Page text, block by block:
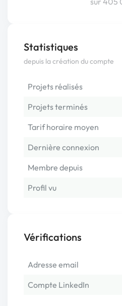
Statistiques
depuis la création du compte
Projets réalisés
Projets terminés
Tarif horaire moyen
Dernière connexion
Membre depuis
Profil vu
Vérifications
Adresse email
Compte LinkedIn